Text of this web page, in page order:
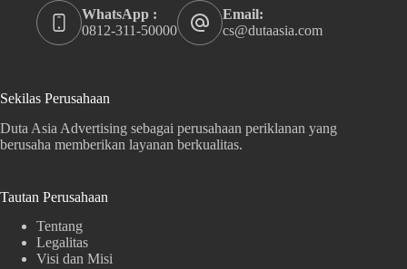
WhatsApp :
0812-311-50000
Email:
cs@dutaasia.com
Sekilas Perusahaan
Duta Asia Advertising sebagai perusahaan periklanan yang
berusaha memberikan layanan berkualitas.
Tautan Perusahaan
Tentang
Legalitas
Visi dan Misi